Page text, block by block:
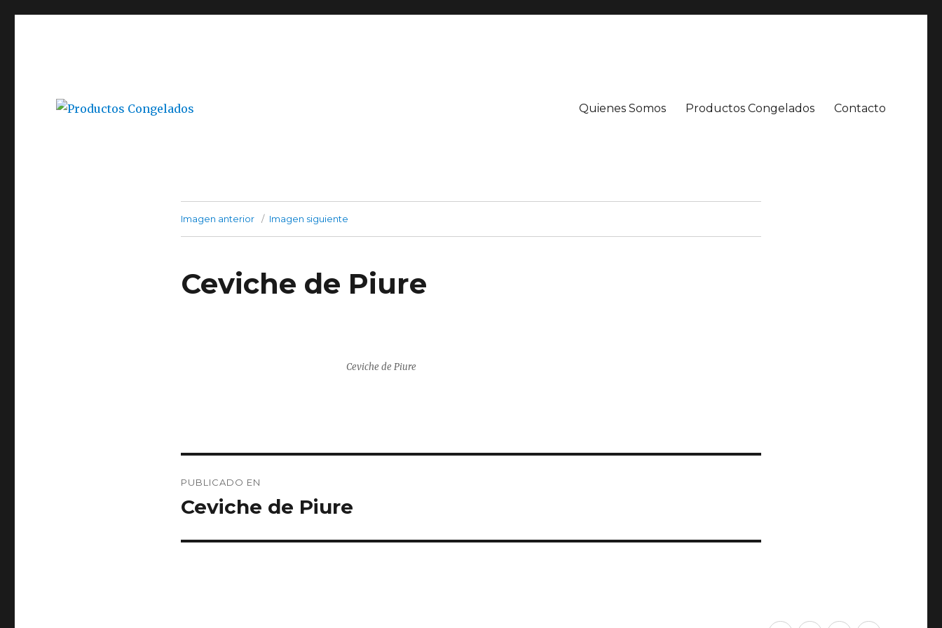
Quienes Somos Productos Congelados Contacto
Imagen anterior Imagen siguiente
Ceviche de Piure
Ceviche de Piure
de
PUBLICADO EN
Ceviche de Piure